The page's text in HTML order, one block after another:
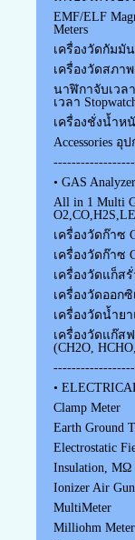
EMF/ELF
Meters
เครื่องวัดกัมมั
เครื่องวัดสภา
นาฬิกาจับเวล
เวลา
เครื่องชั่งน้ำห
Accessories อุ
• GAS
All in 1 Multi
เครื่องวัดก๊าซ
เครื่องวัดก๊าซ
เครื่องวัดแก็ส
เครื่องวัดออกซิ
เครื่องวัดน้ำย
เครื่องวัดแก๊ส
(CH2O,
•
Clamp Meter
Earth Ground
Electrostatic
Insulation, MΩ
Ionizer Air Gun
MultiMeter
Milliohm Meter